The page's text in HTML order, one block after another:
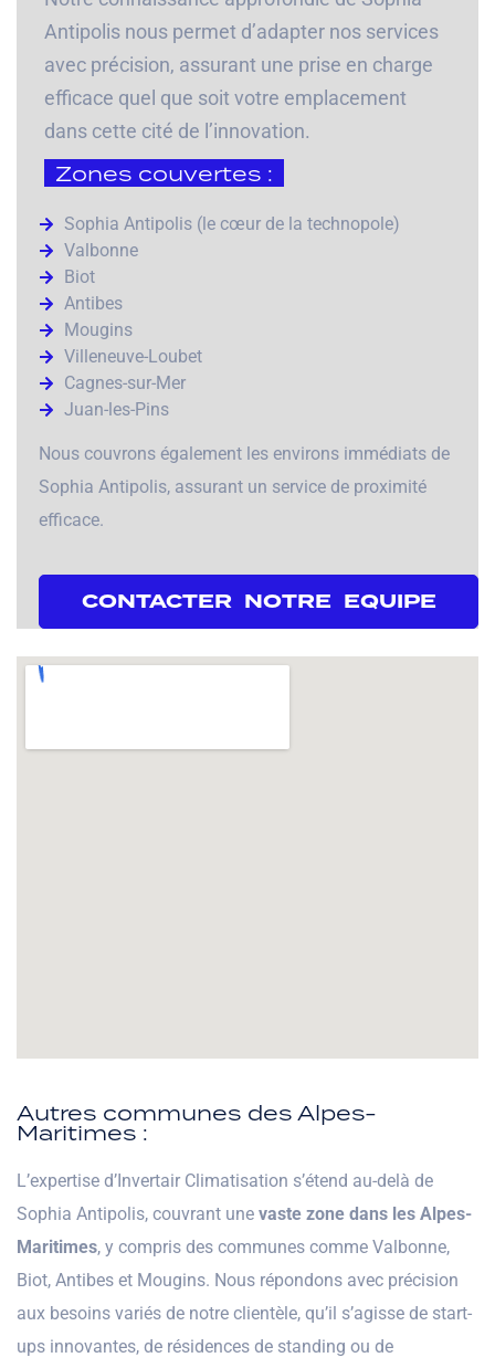
Autres communes des Alpes-
Maritimes :
L’expertise d’Invertair Climatisation s’étend au-delà de
Sophia Antipolis, couvrant une vaste zone dans les Alpes-
Maritimes, y compris des communes comme Valbonne,
Biot, Antibes et Mougins. Nous répondons avec précision
aux besoins variés de notre clientèle, qu’il s’agisse de start-
ups innovantes, de résidences de standing ou de
Antipolis nous permet d’adapter nos services
avec précision, assurant une prise en charge
efficace quel que soit votre emplacement
dans cette cité de l’innovation.
Zones couvertes :
Sophia Antipolis (le cœur de la technopole)
Valbonne
Biot
Antibes
Mougins
Villeneuve-Loubet
Cagnes-sur-Mer
Juan-les-Pins
Nous couvrons également les environs immédiats de
Sophia Antipolis, assurant un service de proximité
efficace.
CONTACTER NOTRE EQUIPE